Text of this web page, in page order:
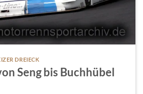
DREIECK
Seng bis Buchhübel